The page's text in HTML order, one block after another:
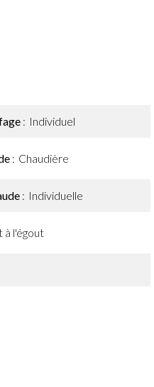
Individuel
Chaudière
Individuelle
à l'égout